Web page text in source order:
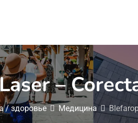
–
/ здоровье Медицина